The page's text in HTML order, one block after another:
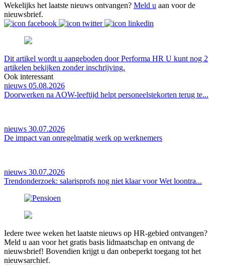
Wekelijks het laatste nieuws ontvangen? Meld u aan voor de
nieuwsbrief.
Dit artikel wordt u aangeboden door Performa HR U kunt nog 2
artikelen bekijken zonder inschrijving.
Ook interessant
nieuws 05.08.2026
Doorwerken na AOW-leeftijd helpt personeelstekorten terug te...
nieuws 30.07.2026
De impact van onregelmatig werk op werknemers
nieuws 30.07.2026
Trendonderzoek: salarisprofs nog niet klaar voor Wet loontra...
Iedere twee weken het laatste nieuws op HR-gebied ontvangen?
Meld u aan voor het gratis basis lidmaatschap en ontvang de
nieuwsbrief! Bovendien krijgt u dan onbeperkt toegang tot het
nieuwsarchief.